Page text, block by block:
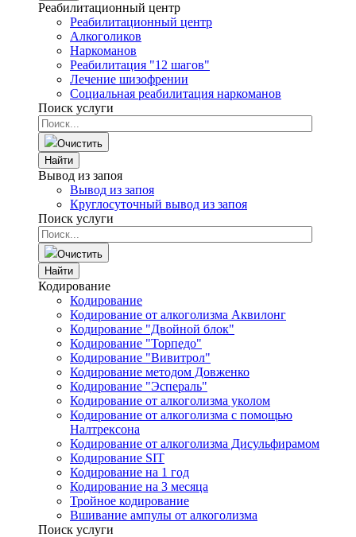
Реабилитационный центр
Реабилитационный центр
Алкоголиков
Наркоманов
Реабилитация "12 шагов"
Лечение шизофрении
Социальная реабилитация наркоманов
Поиск услуги
Очистить
Найти
Вывод из запоя
Вывод из запоя
Круглосуточный вывод из запоя
Поиск услуги
Очистить
Найти
Кодирование
Кодирование
Кодирование от алкоголизма Аквилонг
Кодирование "Двойной блок"
Кодирование "Торпедо"
Кодирование "Вивитрол"
Кодирование методом Довженко
Кодирование "Эспераль"
Кодирование от алкоголизма уколом
Кодирование от алкоголизма с помощью
Налтрексона
Кодирование от алкоголизма Дисульфирамом
Кодирование SIT
Кодирование на 1 год
Кодирование на 3 месяца
Тройное кодирование
Вшивание ампулы от алкоголизма
Поиск услуги